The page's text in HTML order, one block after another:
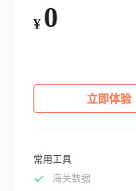
¥ 0
立即体验
常用工具
海关数据